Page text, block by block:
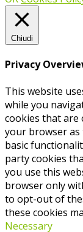
Chiudi
Privacy
This website
while you
cookies that are
your browser
basic
party cookies
you use this
browser only
to opt-out of
these cookies
Necessary